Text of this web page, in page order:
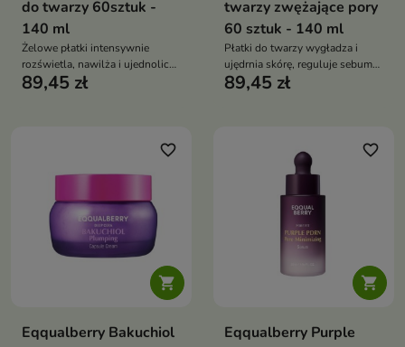
do twarzy 60sztuk -
140 ml
Żelowe płatki intensywnie
rozświetla, nawilża i ujednolica
koloryt skóry. Działa
przebarwieniami
89,45 zł
twarzy zwężające pory
60 sztuk - 140 ml
Płatki do twarzy wygładza i
ujędrnia skórę, reguluje sebum
oraz minimalizuje widoczność
cerę świeżą, gładką i elastyczną.
Idealne rozwiązanie dla skóry
tłustej, mieszanej i dojrzałej
89,45 zł

favorite_border
Eqqualberry Bakuchiol

favorite_border
Eqqualberry Purple